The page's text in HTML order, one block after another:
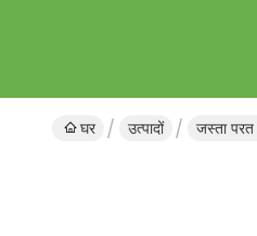
घर उत्पादों जस्ता परत